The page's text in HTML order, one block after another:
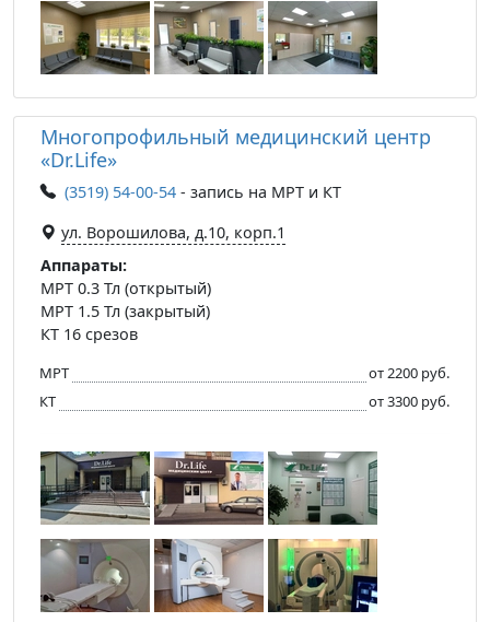
Многопрофильный медицинский центр
«Dr.Lifе»
(3519) 54-00-54 - запись на МРТ и КТ
ул. Ворошилова, д.10, корп.1
Аппараты:
МРТ 0.3 Тл (открытый)
МРТ 1.5 Тл (закрытый)
КТ 16 срезов
МРТ
от 2200 руб.
КТ
от 3300 руб.